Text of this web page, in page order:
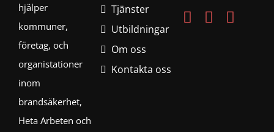
hjälper
kommuner,
företag, och
organistationer
inom
brandsäkerhet,
Heta Arbeten och
Tjänster
Utbildningar
Om oss
Kontakta oss